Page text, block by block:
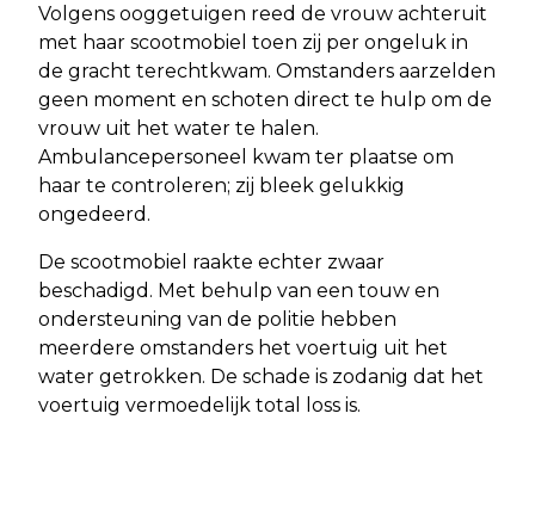
Volgens ooggetuigen reed de vrouw achteruit
met haar scootmobiel toen zij per ongeluk in
de gracht terechtkwam. Omstanders aarzelden
geen moment en schoten direct te hulp om de
vrouw uit het water te halen.
Ambulancepersoneel kwam ter plaatse om
haar te controleren; zij bleek gelukkig
ongedeerd.
De scootmobiel raakte echter zwaar
beschadigd. Met behulp van een touw en
ondersteuning van de politie hebben
meerdere omstanders het voertuig uit het
water getrokken. De schade is zodanig dat het
voertuig vermoedelijk total loss is.